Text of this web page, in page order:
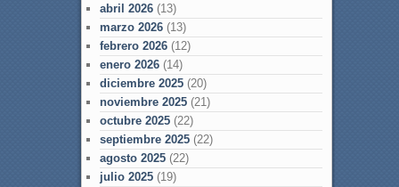
abril 2026(13)
marzo 2026(13)
febrero 2026(12)
enero 2026(14)
diciembre 2025(20)
noviembre 2025(21)
octubre 2025(22)
septiembre 2025(22)
agosto 2025(22)
julio 2025(19)